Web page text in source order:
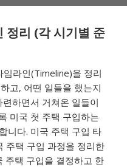
정리 (각 시기별 준
라인(Timeline)을 정리
고, 어떤 일들을 했는지
하면서 거쳐온 일들이
미국 첫 주택 구입하는
니다. 미국 주택 구입 타
주택 구입 과정을 정리한
주택 구입을 결정하고 한